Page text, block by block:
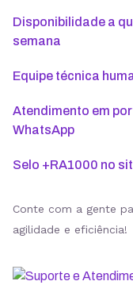
Disponibilidade a
semana
Equipe técnica
Atendimento em
WhatsApp
Selo +RA1000 no
Conte com a gente
agilidade e eficiência!